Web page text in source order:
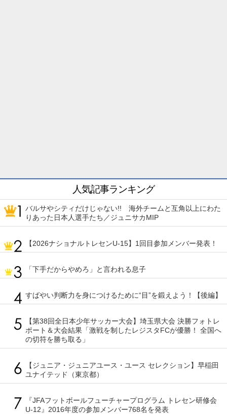
人気記事ランキング
バルサやシティだけじゃない!! 海外チームと互角以上にわた
りあった日本人選手たち／ジュニサカMIP
【2026ナショナルトレセンU-15】1回目参加メンバー発表！
「下手だからやめろ」と言われる息子
すばやい判断力を身につけるために“目”を鍛えよう！【後編】
【第38回全日本少年サッカー大会】埼玉県大会 決勝フォトレ
ポート＆大会結果「激戦を制したレジスタFCが優勝！ 全国へ
の切符を勝ち取る」
【ジュニア・ジュニアユース・ユース セレクション】早稲田
ユナイテッド（東京都）
『JFAフットボールフューチャープログラム トレセン研修会
U-12』2016年度の参加メンバー768名を発表